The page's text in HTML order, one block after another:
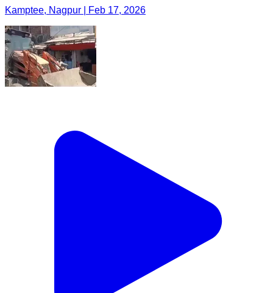
Kamptee, Nagpur | Feb 17, 2026